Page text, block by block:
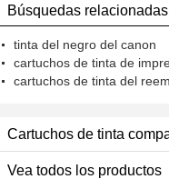
Epson la favorable/4521/
Búsquedas
tinta del negro del canon
cartuchos de tinta de
cartuchos de tinta del
Cartuchos de tinta
Vea todos los productos